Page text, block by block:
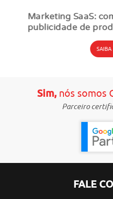
Marketing SaaS:
publicidade de
SAIBA
Sim,nós somos
Parceiro
FALE